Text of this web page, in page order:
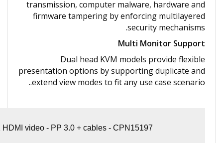
transmission, computer malware, hardware and
firmware tampering by enforcing multilayered
security mechanisms.
Multi Monitor Support
Dual head KVM models provide flexible
presentation options by supporting duplicate and
extend view modes to fit any use case scenario..
video - PP 3.0 + cables - CPN15197